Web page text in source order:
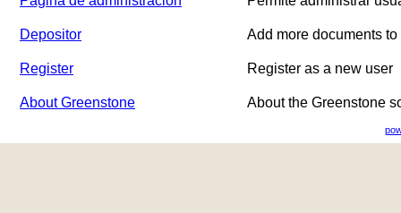
Depositor Add more documents
Register Register as a new user
About Greenstone About the Greenstone